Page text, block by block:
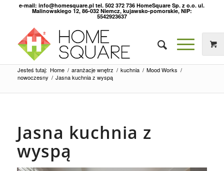
e-mail: info@homesquare.pl tel. 502 372 736 HomeSquare Sp. z o.o. ul.
Malinowskiego 12, 86-032 Niemcz, kujawsko-pomorskie, NIP:
5542923637
Jesteś tutaj: Home / aranżacje wnętrz / kuchnia / Mood Works /
nowoczesny / Jasna kuchnia z wyspą
Jasna kuchnia z
wyspą